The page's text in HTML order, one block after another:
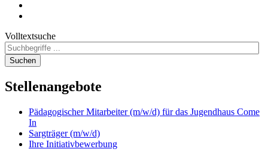
Volltextsuche
Suchen
Stellenangebote
Pädagogischer Mitarbeiter (m/w/d) für das Jugendhaus Come
In
Sargträger (m/w/d)
Ihre Initiativbewerbung